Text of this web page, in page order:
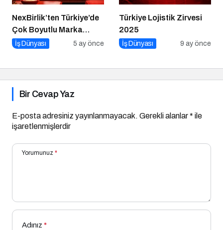
NexBirlik’ten Türkiye’de
Çok Boyutlu Marka
Hamlesi
İş Dünyası 5 ay önce
Türkiye Lojistik Zirvesi
2025
İş Dünyası 9 ay önce
Bir Cevap Yaz
E-posta adresiniz yayınlanmayacak. Gerekli alanlar* ile
işaretlenmişlerdir
Yorumunuz *
Adınız *